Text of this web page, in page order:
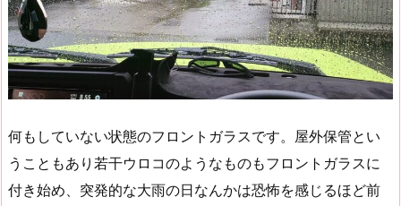
何もしていない状態のフロントガラスです。屋外保管とい
うこともあり若干ウロコのようなものもフロントガラスに
付き始め、突発的な大雨の日なんかは恐怖を感じるほど前